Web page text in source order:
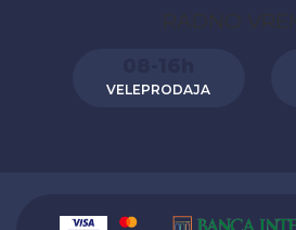
RADNO
VELEPRODAJA